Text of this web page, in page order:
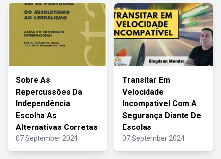
Sobre As
Repercussões Da
Independência
Escolha As
Alternativas Corretas
07 September 2024
Transitar Em
Velocidade
Incompativel Com A
Segurança Diante De
Escolas
07 September 2024